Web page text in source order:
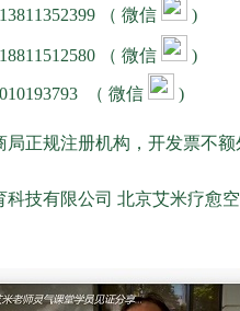
13811352399 （ 微信 )
18811512580 （ 微信 )
（ 微信 )
局正规注册机构，开发票不
科技有限公司 北京艾米疗愈